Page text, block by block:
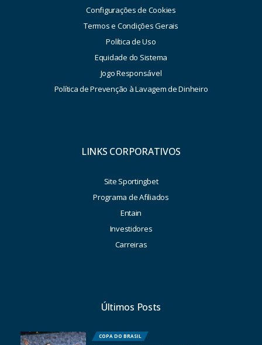
Configurações de Cookies
Termos e Condições Gerais
Política de Uso
Equidade do Sistema
Jogo Responsável
Política de Prevenção à Lavagem de Dinheiro
LINKS CORPORATIVOS
Site Sportingbet
Programa de Afiliados
Entain
Investidores
Carreiras
Últimos Posts
COPA DO BRASIL